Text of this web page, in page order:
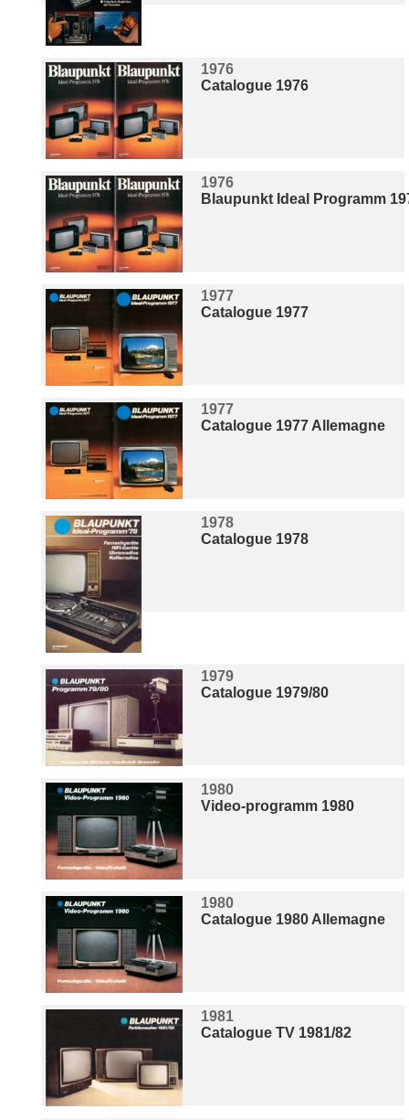
1976
Catalogue 1976
1976
Blaupunkt Ideal Programm
1977
Catalogue 1977
1977
Catalogue 1977 Allemagne
1978
Catalogue 1978
1979
Catalogue 1979/80
1980
Video-programm 1980
1980
Catalogue 1980 Allemagne
1981
Catalogue TV 1981/82